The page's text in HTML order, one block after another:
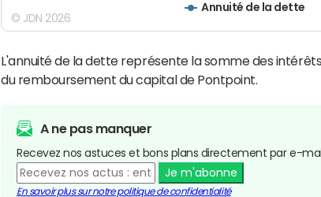
Annuité de la dette
© JDN 2026
L'annuité de la dette représente la somme des
du remboursement du capital de Pontpoint.
A ne pas manquer
Recevez nos astuces et bons plans directement par e-
Je m'abonne
En savoir plus sur notre politique de confidentialité